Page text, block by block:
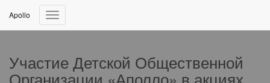
Apollo
Переключить
Участие Детской Общественной
Организации «Аполло» в акциях